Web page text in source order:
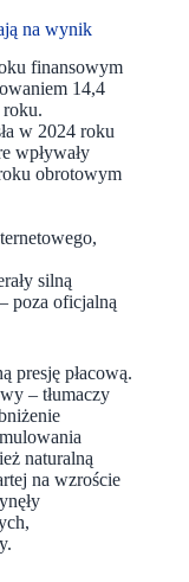
na wynik
finansowym
14,4
w 2024 roku
wpływały
obrotowym
silną
poza oficjalną
presję płacową.
– tłumaczy
naturalną
na wzroście